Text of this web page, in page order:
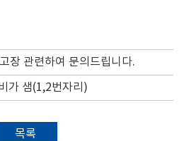
장 관련하여 문의드립니다.
가 샘(1,2번자리)
목록